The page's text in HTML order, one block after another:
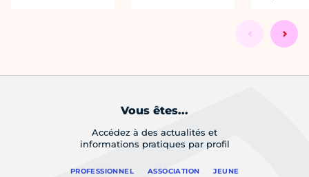
Vous êtes...
Accédez à des actualités et
informations pratiques par profil
PROFESSIONNEL ASSOCIATION JEUNE